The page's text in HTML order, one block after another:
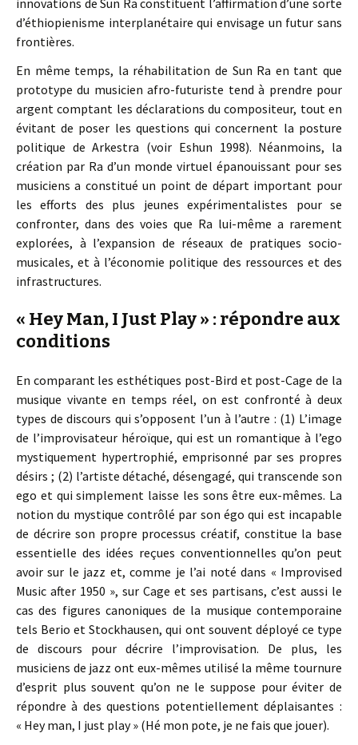
innovations de Sun Ra constituent l’affirmation d’une sorte
d’éthiopienisme interplanétaire qui envisage un futur sans
frontières.
En même temps, la réhabilitation de Sun Ra en tant que
prototype du musicien afro-futuriste tend à prendre pour
argent comptant les déclarations du compositeur, tout en
évitant de poser les questions qui concernent la posture
politique de Arkestra (voir Eshun 1998). Néanmoins, la
création par Ra d’un monde virtuel épanouissant pour ses
musiciens a constitué un point de départ important pour
les efforts des plus jeunes expérimentalistes pour se
confronter, dans des voies que Ra lui-même a rarement
explorées, à l’expansion de réseaux de pratiques socio-
musicales, et à l’économie politique des ressources et des
infrastructures.
« Hey Man, I Just Play » : répondre aux
conditions
En comparant les esthétiques post-Bird et post-Cage de la
musique vivante en temps réel, on est confronté à deux
types de discours qui s’opposent l’un à l’autre : (1) L’image
de l’improvisateur héroïque, qui est un romantique à l’ego
mystiquement hypertrophié, emprisonné par ses propres
désirs ; (2) l’artiste détaché, désengagé, qui transcende son
ego et qui simplement laisse les sons être eux-mêmes. La
notion du mystique contrôlé par son égo qui est incapable
de décrire son propre processus créatif, constitue la base
essentielle des idées reçues conventionnelles qu’on peut
avoir sur le jazz et, comme je l’ai noté dans « Improvised
Music after 1950 », sur Cage et ses partisans, c’est aussi le
cas des figures canoniques de la musique contemporaine
tels Berio et Stockhausen, qui ont souvent déployé ce type
de discours pour décrire l’improvisation. De plus, les
musiciens de jazz ont eux-mêmes utilisé la même tournure
d’esprit plus souvent qu’on ne le suppose pour éviter de
répondre à des questions potentiellement déplaisantes :
« Hey man, I just play » (Hé mon pote, je ne fais que jouer).